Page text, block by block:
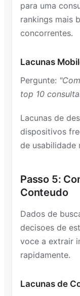
para uma
rankings mais
concorrentes.
Lacunas
Pergunte:
top 10
Lacunas de
dispositivos
de usabilidade
Passo 5:
Conteudo
Dados de
decisoes de
voce a extrair
rapidamente.
Lacunas de